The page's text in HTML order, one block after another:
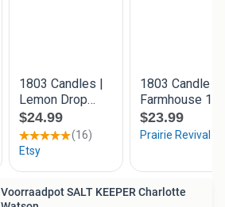
Voorraadpot SALT KEEPER Charlotte